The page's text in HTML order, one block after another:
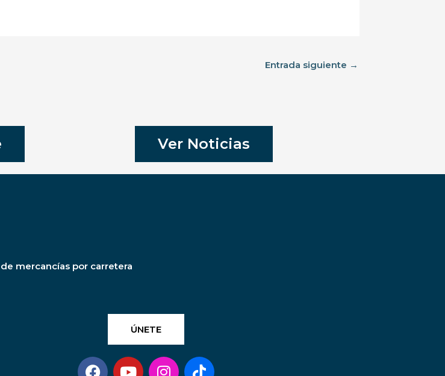
Entrada siguiente →
Ver Noticias
mercancías por carretera
ÚNETE
F
Y
I
T